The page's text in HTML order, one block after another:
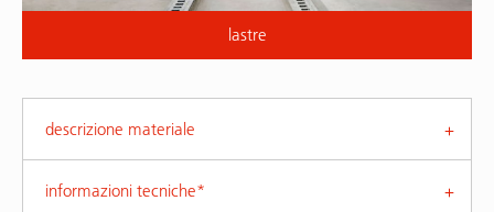
lastre
descrizione materiale
informazioni tecniche*